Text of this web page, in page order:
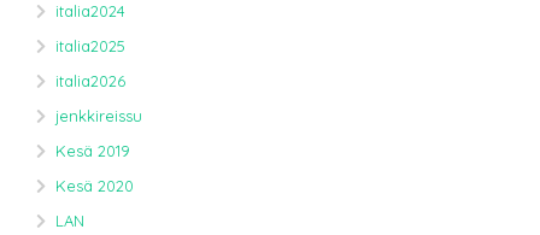
italia2024
italia2025
italia2026
jenkkireissu
Kesä 2019
Kesä 2020
LAN